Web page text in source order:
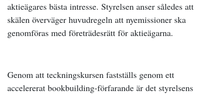
aktieägares bästa intresse. Styrelsen anser således att
skälen överväger huvudregeln att nyemissioner ska
genomföras med företrädesrätt för aktieägarna.
Genom att teckningskursen fastställs genom ett
accelererat bookbuilding-förfarande är det styrelsens